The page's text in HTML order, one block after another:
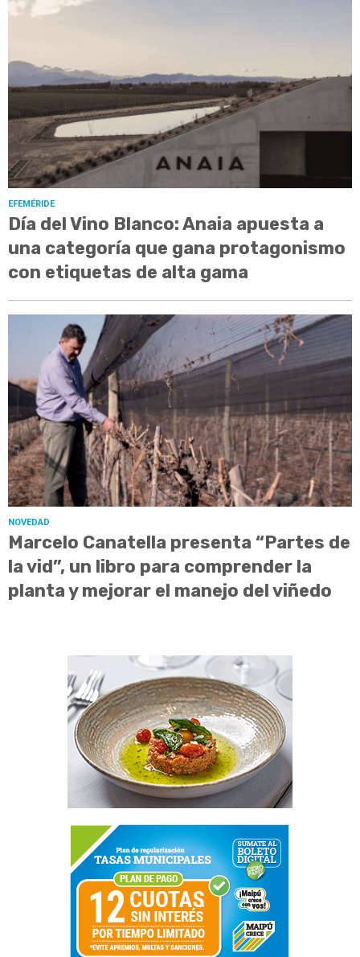
EFEMÉRIDE
Día del Vino Blanco: Anaia apuesta a
una categoría que gana protagonismo
con etiquetas de alta gama
NOVEDAD
Marcelo Canatella presenta “Partes de
la vid”, un libro para comprender la
planta y mejorar el manejo del viñedo